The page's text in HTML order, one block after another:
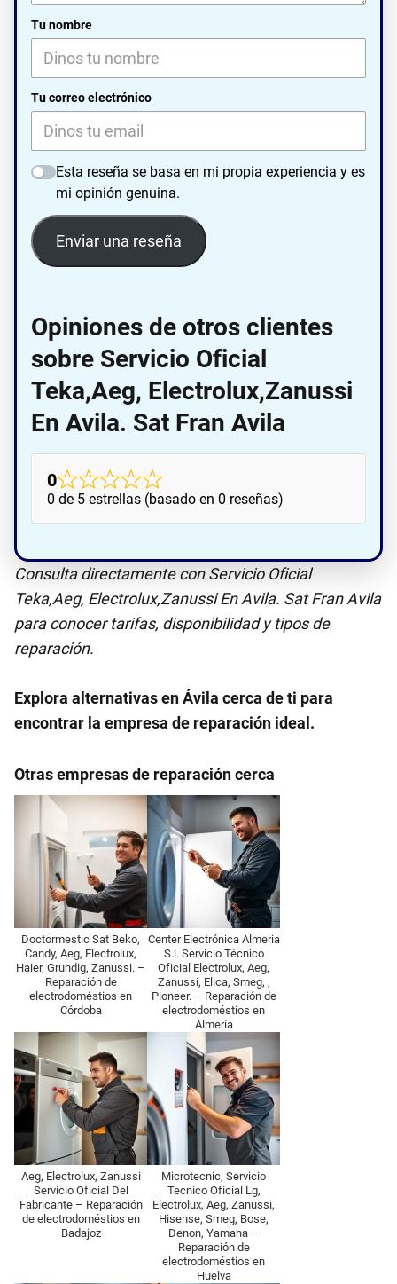
Tu nombre
Tu correo electrónico
Esta reseña se basa en mi propia experiencia y es
mi opinión genuina.
Enviar una reseña
Opiniones de otros clientes
sobre Servicio Oficial
Teka,Aeg, Electrolux,Zanussi
En Avila. Sat Fran Avila
0
0 de 5 estrellas (basado en 0 reseñas)
Consulta directamente con Servicio Oficial
Teka,Aeg, Electrolux,Zanussi En Avila. Sat Fran Avila
para conocer tarifas, disponibilidad y tipos de
reparación.
Explora alternativas en Ávila‎ cerca de ti para
encontrar la empresa de reparación ideal.
Otras empresas de reparación cerca
Doctormestic Sat Beko,
Candy, Aeg, Electrolux,
Haier, Grundig, Zanussi. –
Reparación de
electrodoméstios en
Córdoba
Center Electrónica Almeria
S.l. Servicio Técnico
Oficial Electrolux, Aeg,
Zanussi, Elica, Smeg, ,
Pioneer. – Reparación de
electrodoméstios en
Almería
Aeg, Electrolux, Zanussi
Servicio Oficial Del
Fabricante – Reparación
de electrodoméstios en
Badajoz
Microtecnic, Servicio
Tecnico Oficial Lg,
Electrolux, Aeg, Zanussi,
Hisense, Smeg, Bose,
Denon, Yamaha –
Reparación de
electrodoméstios en
Huelva